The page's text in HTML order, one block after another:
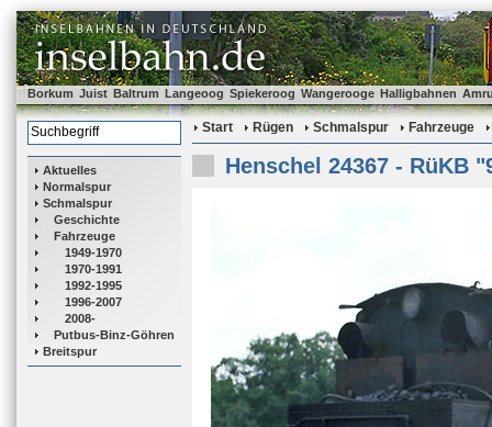
Borkum Juist Baltrum Langeoog Spiekeroog Wangerooge Halligbahnen
Aktuelles
Normalspur
Schmalspur
Geschichte
Fahrzeuge
1949-1970
1970-1991
1992-1995
1996-2007
2008-
Putbus-Binz-Göhren
Breitspur
Start Rügen Schmalspur Fahrzeuge
Henschel 24367 - RüKB